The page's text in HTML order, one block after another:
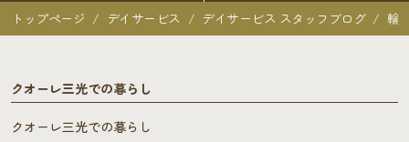
トップページ デイサービス デイサービス スタッフブログ 輪
クオーレ三光での暮らし
クオーレ三光での暮らし